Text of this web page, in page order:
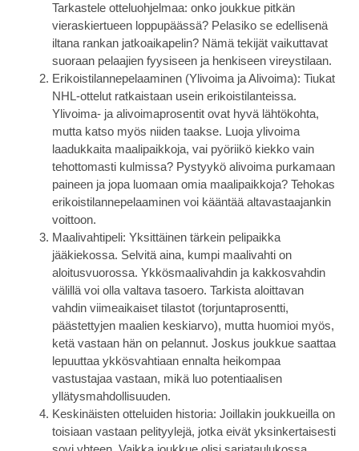
Tarkastele otteluohjelmaa: onko joukkue pitkän
vieraskiertueen loppupäässä? Pelasiko se edellisenä
iltana rankan jatkoaikapelin? Nämä tekijät vaikuttavat
suoraan pelaajien fyysiseen ja henkiseen vireystilaan.
Erikoistilannepelaaminen (Ylivoima ja Alivoima): Tiukat
NHL-ottelut ratkaistaan usein erikoistilanteissa.
Ylivoima- ja alivoimaprosentit ovat hyvä lähtökohta,
mutta katso myös niiden taakse. Luoja ylivoima
laadukkaita maalipaikkoja, vai pyöriikö kiekko vain
tehottomasti kulmissa? Pystyykö alivoima purkamaan
paineen ja jopa luomaan omia maalipaikkoja? Tehokas
erikoistilannepelaaminen voi kääntää altavastaajankin
voittoon.
Maalivahtipeli: Yksittäinen tärkein pelipaikka
jääkiekossa. Selvitä aina, kumpi maalivahti on
aloitusvuorossa. Ykkösmaalivahdin ja kakkosvahdin
välillä voi olla valtava tasoero. Tarkista aloittavan
vahdin viimeaikaiset tilastot (torjuntaprosentti,
päästettyjen maalien keskiarvo), mutta huomioi myös,
ketä vastaan hän on pelannut. Joskus joukkue saattaa
lepuuttaa ykkösvahtiaan ennalta heikompaa
vastustajaa vastaan, mikä luo potentiaalisen
yllätysmahdollisuuden.
Keskinäisten otteluiden historia: Joillakin joukkueilla on
toisiaan vastaan pelityylejä, jotka eivät yksinkertaisesti